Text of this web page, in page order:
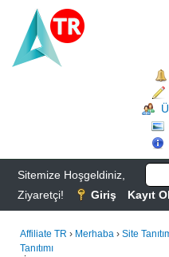
Sitemize Hoşgeldiniz,
Ziyaretçi!
Giriş Kayıt Ol
Affiliate TR › Merhaba › Site
Tanıtımı